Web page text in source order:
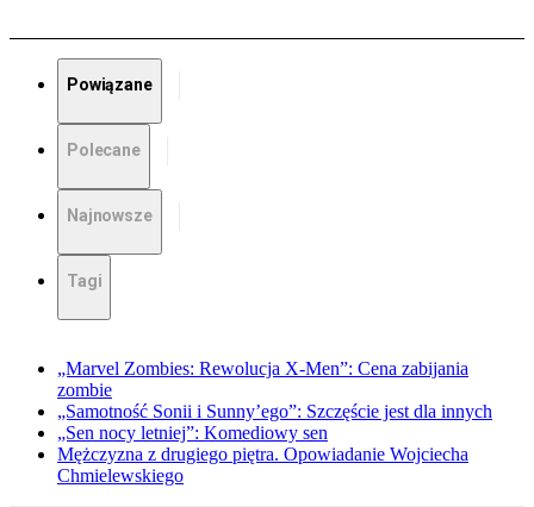
Powiązane
Polecane
Najnowsze
Tagi
„Marvel Zombies: Rewolucja X-Men”: Cena zabijania
zombie
„Samotność Sonii i Sunny’ego”: Szczęście jest dla innych
„Sen nocy letniej”: Komediowy sen
Mężczyzna z drugiego piętra. Opowiadanie Wojciecha
Chmielewskiego